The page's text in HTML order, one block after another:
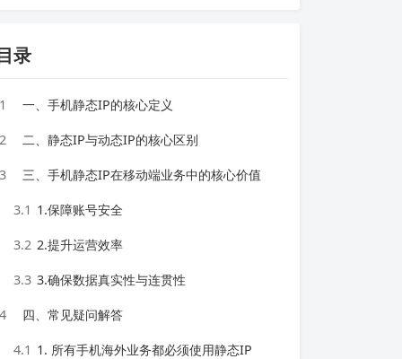
录
1 一、手机静态IP的核心定义
2 二、静态IP与动态IP的核心区别
3 三、手机静态IP在移动端业务中的核心价值
3.1 1.保障账号安全
3.2 2.提升运营效率
3.3 3.确保数据真实性与连贯性
4 四、常见疑问解答
4.1 1. 所有手机海外业务都必须使用静态IP